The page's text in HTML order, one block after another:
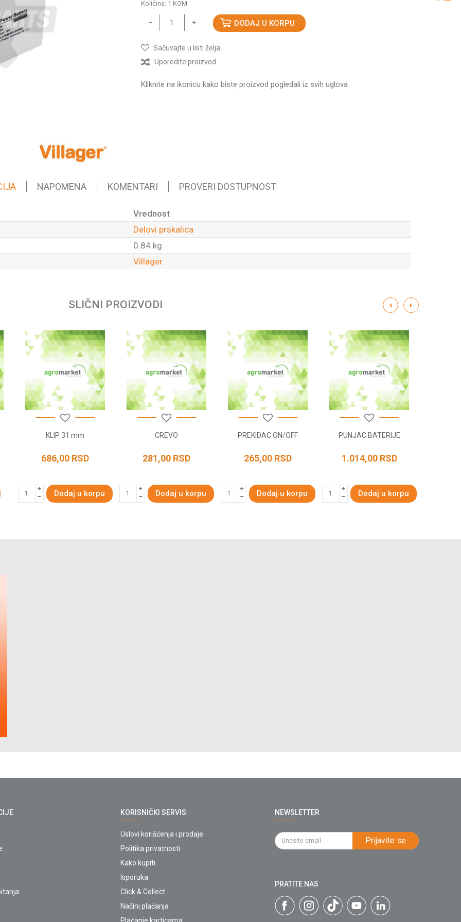
Količina: 1 KOM
DODAJ U KORPU
Sačuvajte u listi želja
Uporedite proizvod
Kliknite na ikonicu kako biste proizvod pogledali iz svih uglova
NAPOMENA KOMENTARI PROVERI DOSTUPNOST
Vrednost
Delovi prskalica
0.84 kg
Villager
SLIČNI PROIZVODI
KLIP 31 mm
686,00 RSD
Dodaj u korpu
CREVO
281,00 RSD
Dodaj u korpu
PREKIDAC ON/OFF
265,00 RSD
Dodaj u korpu
PUNJAC BATERIJE
1.014,00 RSD
Dodaj u korpu
KORISNIČKI SERVIS
Uslovi korišćenja i prodaje
Politika privatnosti
Kako kupiti
Isporuka
Click & Collect
Načini plaćanja
NEWSLETTER
Prijavite se
PRATITE NAS